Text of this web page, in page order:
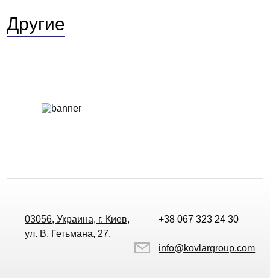
Другие
03056, Украина, г. Киев,
ул. В. Гетьмана, 27,
+38 067 323 24 30
info@kovlargroup.com